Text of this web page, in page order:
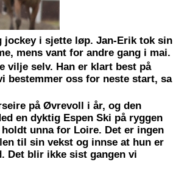
jockey i sjette løp. Jan-Erik tok sin
mens vant for andre gang i mai.
vilje selv. Han er klart best på
bestemmer oss for neste start, sa
på Øvrevoll i år, og den
en dyktig Espen Ski på ryggen
unna for Loire. Det er ingen
til sin vekst og innse at hun er
Det blir ikke sist gangen vi